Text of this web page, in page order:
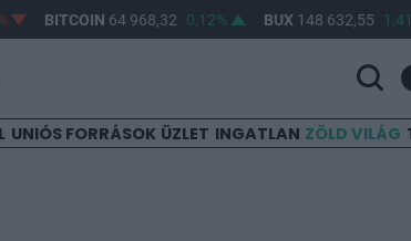
BITCOIN64 968,32 0,12% BUX148 632,55
UNIÓS FORRÁSOK ÜZLET INGATLAN ZÖLD VILÁG